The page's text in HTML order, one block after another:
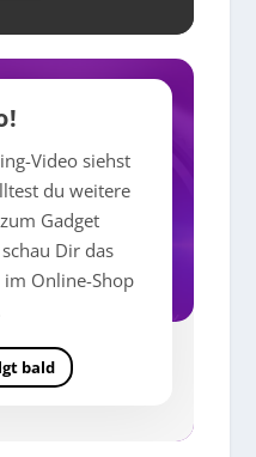
Video siehst
du weitere
Gadget
Dir das
Online-Shop
bald